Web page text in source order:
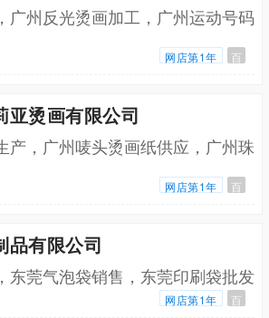
广州反光烫画加工，广州运动号码
网店第1年 百
亚烫画有限公司
产，广州唛头烫画纸供应，广州珠
网店第1年 百
品有限公司
东莞气泡袋销售，东莞印刷袋批发
网店第1年 百